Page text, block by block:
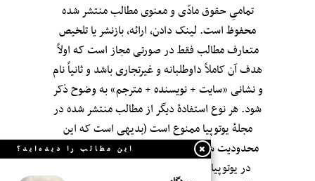
تمامیِ حقوق مادّی و معنوی مطالب منتشر شده
محفوظ است. لینک دادن، ارائه، بازنشر یا تلخیص
متعارف مطالب فقط در صورتی مجاز است که اولاً
هدف آن کاملاً داوطلبانه و غیرتجاری باشد و ثانیاً نام
و نشانی «سایت + نویسنده + مترجم» به وضوح ذکر
شود. هر نوع استفادهٔ دیگر از مطالب منتشر شده در
مجلهٔ یوتوپیا ممنوع است (بدیهی است که این
محدودیت شامل مطالبی که از مراجعِ فارسی دیگر
در یوتوپیا بازنشر شده‌اند نمی‌شود؛ اگر چه این
این مطالب را دیده‌اید؟